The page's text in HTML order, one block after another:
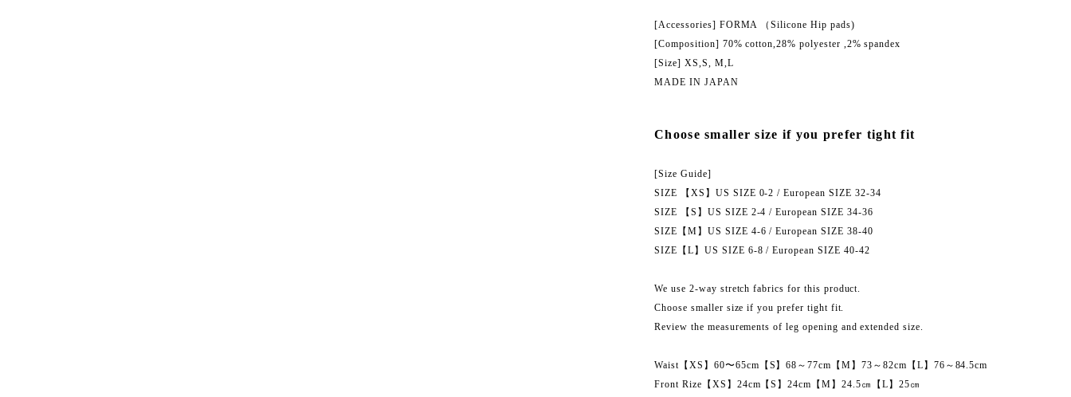
[Accessories] FORMA （Silicone Hip pads)
[Composition] 70% cotton,28% polyester ,2% spandex
[Size] XS,S, M,L
MADE IN JAPAN
Choose smaller size if you prefer tight fit
[Size Guide]
SIZE 【XS】US SIZE 0-2 / European SIZE 32-34
SIZE 【S】US SIZE 2-4 / European SIZE 34-36
SIZE【M】US SIZE 4-6 / European SIZE 38-40
SIZE【L】US SIZE 6-8 / European SIZE 40-42
We use 2-way stretch fabrics for this product.
Choose smaller size if you prefer tight fit.
Review the measurements of leg opening and extended size.
Waist【XS】60〜65cm【S】68～77cm【M】73～82cm【L】76～84.5cm
Front Rize【XS】24cm【S】24cm【M】24.5㎝【L】25㎝